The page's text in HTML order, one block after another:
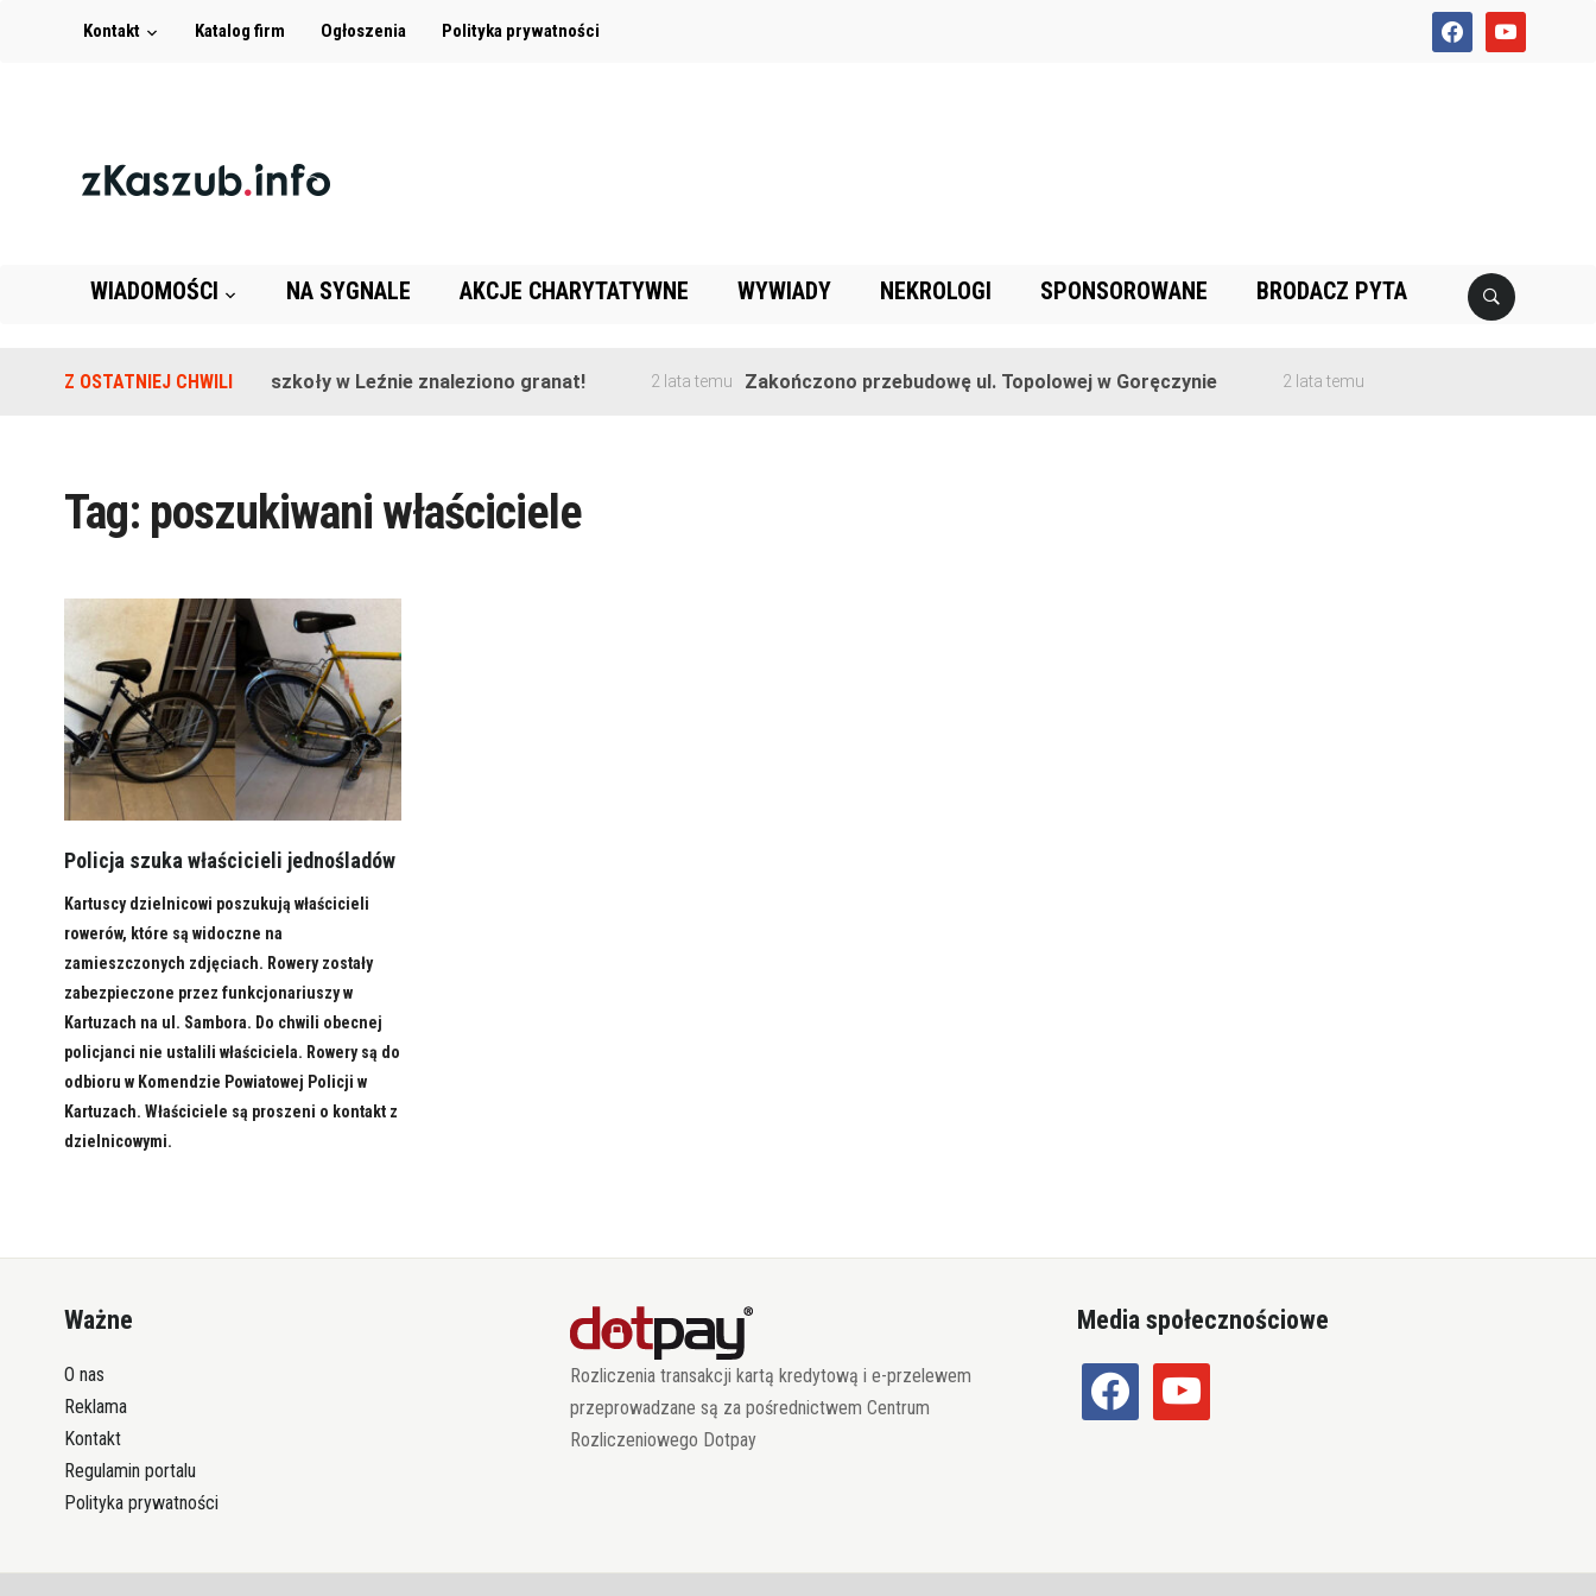
facebookyoutube
Kontakt Katalog firm Ogłoszenia Polityka prywatności
WIADOMOŚCI NA SYGNALE AKCJE CHARYTATYWNE WYWIADY NEKROLOGI SPONSOROWANE BRODACZ PYTA
Z OSTATNIEJ CHWILINa terenie szkoły w Leźnie znaleziono granat! 2 lata temu Zakończono przebudowę ul. Topolowej w Goręczynie 2 lata temu
Tag: poszukiwani właściciele
Policja szuka właścicieli jednośladów
Kartuscy dzielnicowi poszukują właścicieli
rowerów, które są widoczne na
zamieszczonych zdjęciach. Rowery zostały
zabezpieczone przez funkcjonariuszy w
Kartuzach na ul. Sambora. Do chwili obecnej
policjanci nie ustalili właściciela. Rowery są do
odbioru w Komendzie Powiatowej Policji w
Kartuzach. Właściciele są proszeni o kontakt z
dzielnicowymi.
Ważne
O nas
Reklama
Kontakt
Regulamin portalu
Polityka prywatności
Rozliczenia transakcji kartą kredytową i e-przelewem
przeprowadzane są za pośrednictwem Centrum
Rozliczeniowego Dotpay
Media społecznościowe
facebook youtube